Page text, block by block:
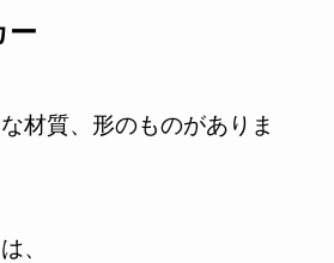
ー
材質、形のものがありま
、